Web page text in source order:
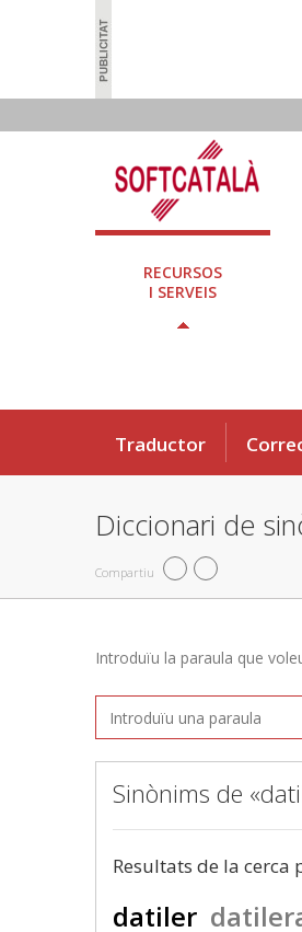
RECURSOS
I SERVEIS
Traductor
Diccionari de
Compartiu
Introduïu la paraula que
Sinònims de
Resultats de la cerca
datiler